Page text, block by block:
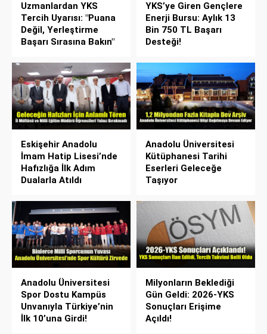
Uzmanlardan YKS
Tercih Uyarısı: "Puana
Değil, Yerleştirme
Başarı Sırasına Bakın"
YKS’ye Giren Gençlere
Enerji Bursu: Aylık 13
Bin 750 TL Başarı
Desteği!
Eskişehir Anadolu
İmam Hatip Lisesi’nde
Hafızlığa İlk Adım
Dualarla Atıldı
Anadolu Üniversitesi
Kütüphanesi Tarihi
Eserleri Geleceğe
Taşıyor
Anadolu Üniversitesi
Spor Dostu Kampüs
Unvanıyla Türkiye’nin
İlk 10’una Girdi!
Milyonların Beklediği
Gün Geldi: 2026-YKS
Sonuçları Erişime
Açıldı!